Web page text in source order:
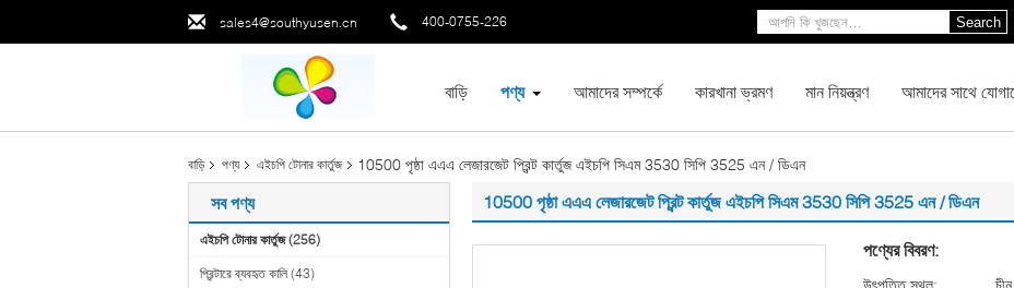
sales4@southyusen.cn 400-0755-226 Search
বাড়ি পণ্য আমাদের সম্পর্কে কারখানা ভ্রমণ মান নিয়ন্ত্রণ আমাদের সাথে
বাড়ি পণ্য এইচপি টোনার কার্তুজ 10500 পৃষ্ঠা এএএ লেজারজেট প্রিন্ট কার্তুজ এইচপি সিএম 3530 সিপি 3525 এন / ডিএন
সব পণ্য
এইচপি টোনার কার্তুজ (256)
প্রিন্টারে ব্যবহৃত কালি (43)
10500 পৃষ্ঠা এএএ লেজারজেট প্রিন্ট কার্তুজ এইচপি সিএম 3530 সিপি 3525 এন / ডিএন
পণ্যের বিবরণ:
উৎপত্তি স্থল: